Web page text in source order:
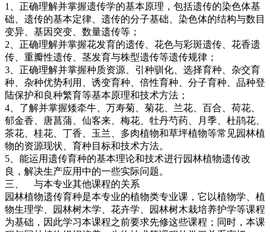
1、正确理解并掌握遗传学的基本原理，包括遗传的染色体基
础、遗传的基本定律、遗传的分子基础、染色体的结构与数目
变异、基因突变、数量遗传等；
2、正确理解并掌握花发育的遗传、花色与彩斑遗传、花香遗
传、重瓣性遗传、茎发育与株型遗传等遗传规律；
3、正确理解并掌握种质资源、引种驯化、选择育种、杂交育
种、杂种优势利用、诱变育种、倍性育种、分子育种、品种登
陆保护和良种繁育等基本原理和技术方法；
4、了解并掌握矮牵牛、万寿菊、菊花、兰花、百合、荷花、
郁金香、唐菖蒲、仙客来、梅花、牡丹芍药、月季、杜鹃花、
茶花、桂花、丁香、玉兰、多肉植物和草坪植物等常见园林植
物的资源现状、育种目标和技术方法。
5、能运用遗传育种的基本理论和技术进行园林植物遗传改
良，解决生产应用中的一些实际问题。
三、 与本专业其他课程的关系
园林植物遗传育种是本专业的植物类专业课，它以植物学、植
物生理学、园林树木学、花卉学、园林树木栽培养护学等课程
为基础，因此学习本课程之前要求先修这些课程；同时，本课